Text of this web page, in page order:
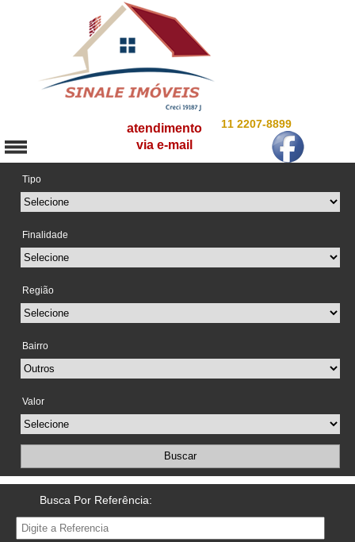
11 2207-8899
atendimento
via e-mail
Tipo
Finalidade
Região
Bairro
Valor
Buscar
Busca Por Referência: